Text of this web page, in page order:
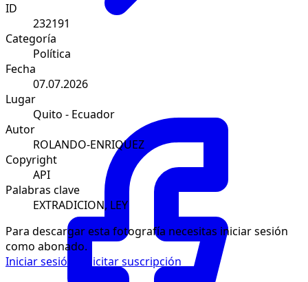
ID
232191
Categoría
Política
Fecha
07.07.2026
Lugar
Quito - Ecuador
Autor
ROLANDO-ENRIQUEZ
Copyright
API
Palabras clave
EXTRADICION, LEY
Para descargar esta fotografía necesitas iniciar sesión
como abonado.
Iniciar sesión
Solicitar suscripción